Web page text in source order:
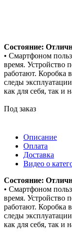
Состояние:
• Смартфоном
время. Устройство
работают. Коробка
следы
как для себя, так и
Под заказ
Описание
Оплата
Доставка
Видео о
Состояние:
• Смартфоном
время. Устройство
работают. Коробка
следы
как для себя, так и